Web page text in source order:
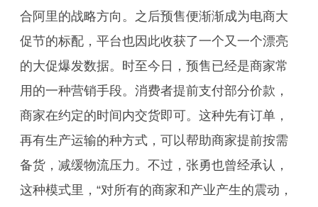
合阿里的战略方向。之后预售便渐渐成为电商大
促节的标配，平台也因此收获了一个又一个漂亮
的大促爆发数据。时至今日，预售已经是商家常
用的一种营销手段。消费者提前支付部分价款，
商家在约定的时间内交货即可。这种先有订单，
再有生产运输的种方式，可以帮助商家提前按需
备货，减缓物流压力。不过，张勇也曾经承认，
这种模式里，“对所有的商家和产业产生的震动，